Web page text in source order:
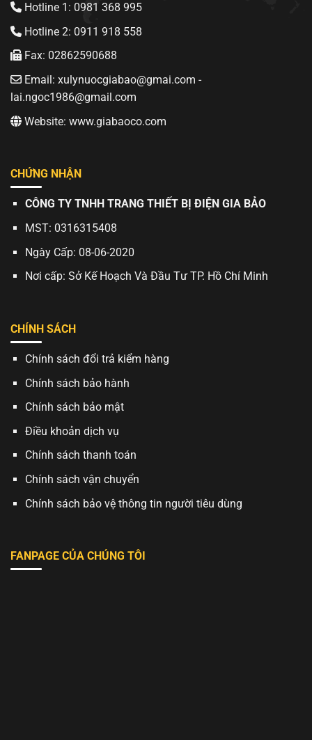
Hotline 1: 0981 368 995
Hotline 2: 0911 918 558
Fax: 02862590688
Email: xulynuocgiabao@gmai.com -
lai.ngoc1986@gmail.com
Website: www.giabaoco.com
CHỨNG NHẬN
CÔNG TY TNHH TRANG THIẾT BỊ ĐIỆN GIA BẢO
MST: 0316315408
Ngày Cấp: 08-06-2020
Nơi cấp: Sở Kế Hoạch Và Đầu Tư TP. Hồ Chí Minh
CHÍNH SÁCH
Chính sách đổi trả kiểm hàng
Chính sách bảo hành
Chính sách bảo mật
Điều khoản dịch vụ
Chính sách thanh toán
Chính sách vận chuyển
Chính sách bảo vệ thông tin người tiêu dùng
FANPAGE CỦA CHÚNG TÔI